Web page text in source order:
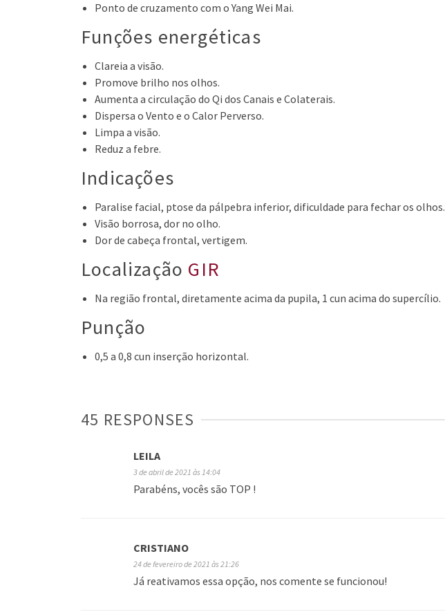
Ponto de cruzamento com o Yang Wei Mai.
Funções energéticas
Clareia a visão.
Promove brilho nos olhos.
Aumenta a circulação do Qi dos Canais e Colaterais.
Dispersa o Vento e o Calor Perverso.
Limpa a visão.
Reduz a febre.
Indicações
Paralise facial, ptose da pálpebra inferior, dificuldade para fechar os olhos.
Visão borrosa, dor no olho.
Dor de cabeça frontal, vertigem.
Localização GIR
Na região frontal, diretamente acima da pupila, 1 cun acima do supercílio.
Punção
0,5 a 0,8 cun inserção horizontal.
45 RESPONSES
LEILA
3 de abril de 2021 às 14:04
Parabéns, vocês são TOP !
CRISTIANO
24 de fevereiro de 2021 às 21:26
Já reativamos essa opção, nos comente se funcionou!